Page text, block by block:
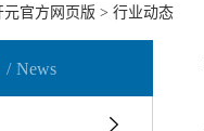
元官方网页版 > 行业动态
News